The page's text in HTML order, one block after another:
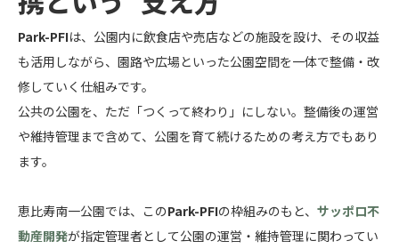
Park-PFIは、公園内に飲食店や売店などの施設を設け、その収益
も活用しながら、園路や広場といった公園空間を一体で整備・改
修していく仕組みです。
公共の公園を、ただ「つくって終わり」にしない。整備後の運営
や維持管理まで含めて、公園を育て続けるための考え方でもあり
ます。
恵比寿南一公園では、このPark-PFIの枠組みのもと、 サッポロ不
動産開発が指定管理者として公園の運営・維持管理に関わってい